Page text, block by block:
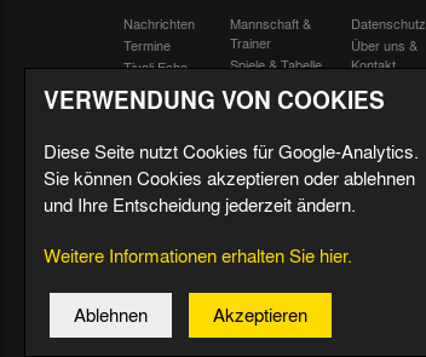
Nachrichten
Termine
Tivoli Echo
Dauerkarten-
Deal
Mannschaft &
Trainer
Spiele & Tabelle
Trainingsplan
Datenschutz
Über uns &
Kontakt
VERWENDUNG VON COOKIES
Diese Seite nutzt Cookies für Google-Analytics.
Sie können Cookies akzeptieren oder ablehnen
und Ihre Entscheidung jederzeit ändern.
Weitere Informationen erhalten Sie hier.
Ablehnen Akzeptieren